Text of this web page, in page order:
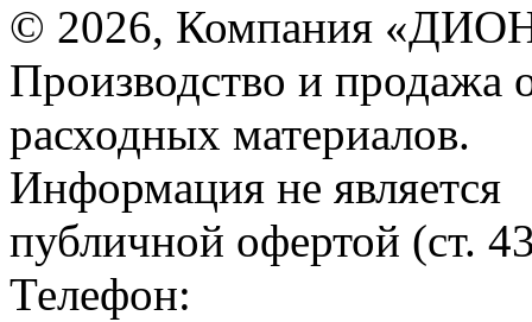
© 2026, Компания
Производство и продажа
расходных материалов.
Информация не является
публичной офертой (ст.
Телефон: